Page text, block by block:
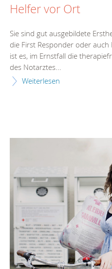
Helfer vor Ort
Sie sind gut ausgebildete
die First Responder oder
ist es, im Ernstfall die
des Notarztes...
Weiterlesen